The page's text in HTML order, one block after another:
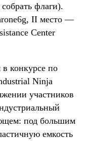
флаги).
II место —
Center
конкурсе по
Ninja
участников
под большим
емкость